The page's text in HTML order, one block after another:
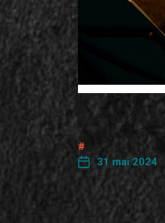
Festival de
31 mai 2024